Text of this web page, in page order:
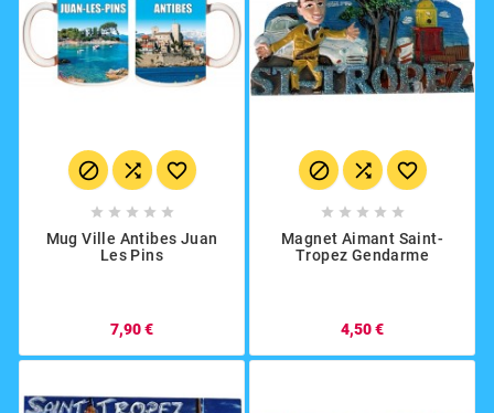
  
    
Mug Ville Antibes Juan
Les Pins
7,90 €
  
    
Magnet Aimant Saint-
Tropez Gendarme
4,50 €